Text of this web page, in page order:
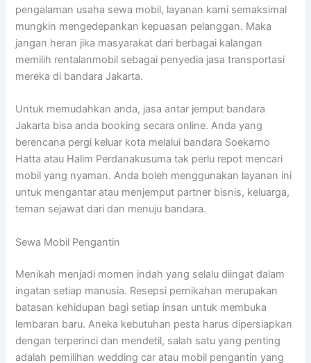
pengalaman usaha sewa mobil, layanan kami semaksimal
mungkin mengedepankan kepuasan pelanggan. Maka
jangan heran jika masyarakat dari berbagai kalangan
memilih rentalanmobil sebagai penyedia jasa transportasi
mereka di bandara Jakarta.
Untuk memudahkan anda, jasa antar jemput bandara
Jakarta bisa anda booking secara online. Anda yang
berencana pergi keluar kota melalui bandara Soekarno
Hatta atau Halim Perdanakusuma tak perlu repot mencari
mobil yang nyaman. Anda boleh menggunakan layanan ini
untuk mengantar atau menjemput partner bisnis, keluarga,
teman sejawat dari dan menuju bandara.
Sewa Mobil Pengantin
Menikah menjadi momen indah yang selalu diingat dalam
ingatan setiap manusia. Resepsi pernikahan merupakan
batasan kehidupan bagi setiap insan untuk membuka
lembaran baru. Aneka kebutuhan pesta harus dipersiapkan
dengan terperinci dan mendetil, salah satu yang penting
adalah pemilihan wedding car atau mobil pengantin yang